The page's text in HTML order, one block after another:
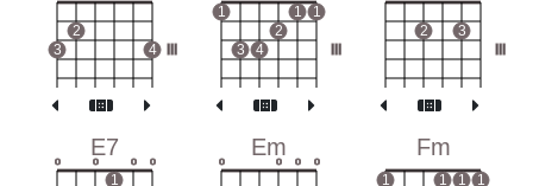
3
2
4
1
3 4
2
1 1
2 3
E7
o o
1
o o
Em
o o o o
Fm
1 1 1 1